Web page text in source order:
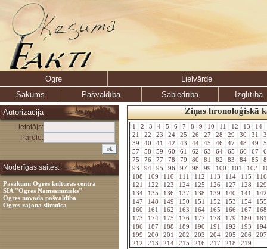
Ogre
Lielvārde
Sākums
Pašvaldība Sabiedrība
Izglītība
Autorizācija
Lietotājs:
Parole:
Noderīgas saites:
Pasākumi Ogres kultūras centrā
SIA "Ogres Namsaimnieks"
Ogres novada pašvaldība
Ogres rajona slimnīca
Ziņas hronoloģiskā
1 2 3 4 5 6 7 8 9 10 11 12 13 14
21
22 23 24 25 26 27 28 29 30 31
39
40 41 42 43 44 45 46 47 48 49
57
58 59 60 61 62 63 64 65 66 67
75
76 77 78 79 80 81 82 83 84 85
93
94 95 96 97 98 99 100 101 102
108
109 110 111 112 113 114 115
121
122 123 124 125 126 127 128
134
135 136 137 138 139 140 141
147
148 149 150 151 152 153 154
160
161 162 163 164 165 166 167
173
174 175 176 177 178 179 180
186
187 188 189 190 191 192 193
199
200 201 202 203 204 205 206
212
213 214 215 216 217 218 219